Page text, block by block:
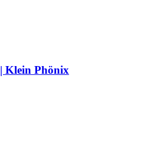
Downtown Beach Party | Klein Phönix